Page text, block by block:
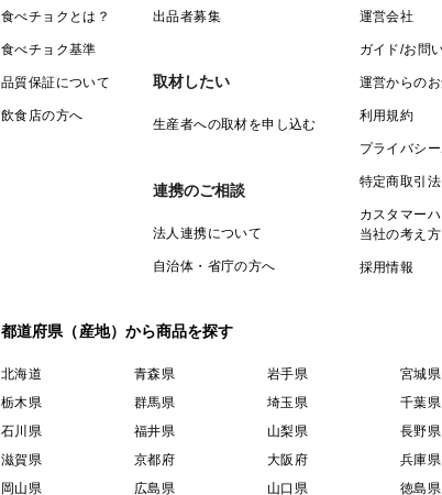
食べチョクとは？
食べチョク基準
品質保証について
飲食店の方へ
出品者募集
取材したい
生産者への取材を申し込む
連携のご相談
法人連携について
自治体・省庁の方へ
運営会社
ガイド/お問
運営からの
利用規約
プライバシ
特定商取引法
カスタマー
当社の考え方
採用情報
都道府県（産地）から商品を探す
北海道 青森県 岩手県 宮城県
栃木県
群馬県 埼玉県 千葉県
石川県
福井県 山梨県 長野県
滋賀県
京都府 大阪府 兵庫県
岡山県
広島県 山口県 徳島県